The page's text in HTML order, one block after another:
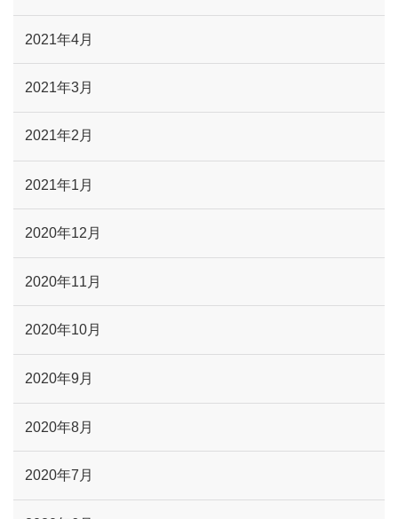
2021年4月
2021年3月
2021年2月
2021年1月
2020年12月
2020年11月
2020年10月
2020年9月
2020年8月
2020年7月